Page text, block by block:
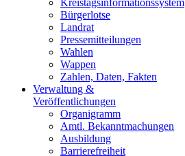
Kreistagsinformationssystem
Bürgerlotse
Landrat
Pressemitteilungen
Wahlen
Wappen
Zahlen, Daten, Fakten
Verwaltung &
Veröffentlichungen
Organigramm
Amtl. Bekanntmachungen
Ausbildung
Barrierefreiheit